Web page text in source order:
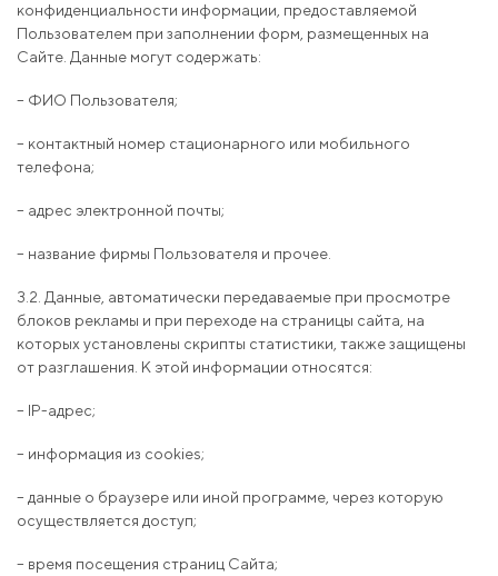
конфиденциальности информации, предоставляемой
Пользователем при заполнении форм, размещенных на
Сайте. Данные могут содержать:
– ФИО Пользователя;
– контактный номер стационарного или мобильного
телефона;
– адрес электронной почты;
– название фирмы Пользователя и прочее.
3.2. Данные, автоматически передаваемые при просмотре
блоков рекламы и при переходе на страницы сайта, на
которых установлены скрипты статистики, также защищены
от разглашения. К этой информации относятся:
– IP-адрес;
– информация из cookies;
– данные о браузере или иной программе, через которую
осуществляется доступ;
– время посещения страниц Сайта;